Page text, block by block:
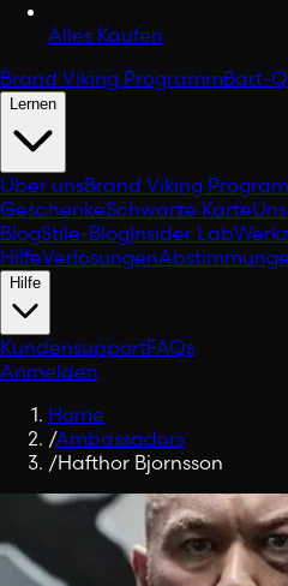
Alles Kaufen
Brand Viking ProgrammBart-
Lernen
Über unsBrand Viking
GeschenkeSchwarze Karte
BlogStile-BlogInsider Lab
HilfeVerlosungen
Hilfe
KundensupportFAQs
Anmelden
Home
/Ambassadors
/Hafthor Bjornsson